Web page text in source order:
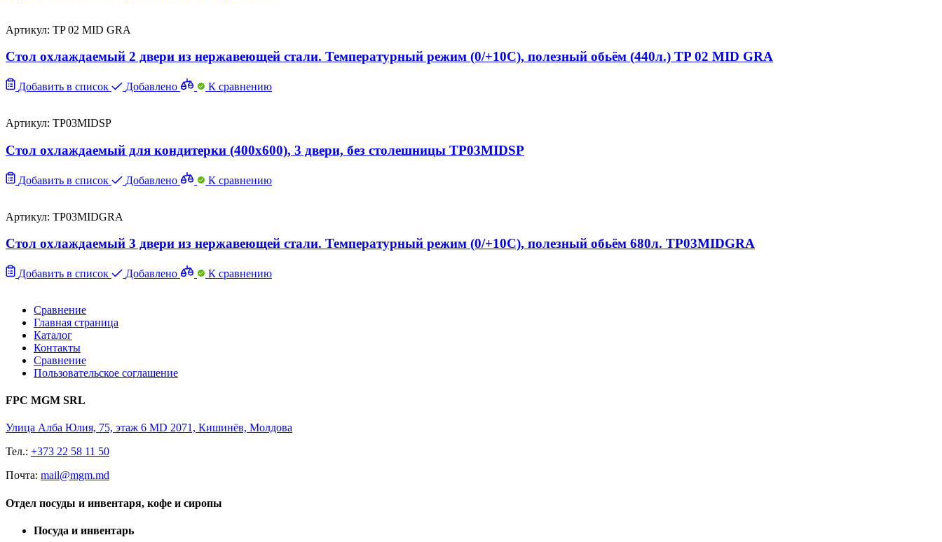
Артикул: TP 02 MID GRA
Стол охлаждаемый 2 двери из нержавеющей стали. Температурный режим (0/+10C), полезный обьём (440л.) TP 02 MID GRA
Добавить в список Добавлено К сравнению
Артикул: TP03MIDSP
Стол охлаждаемый для кондитерки (400х600), 3 двери, без столешницы TP03MIDSP
Добавить в список Добавлено К сравнению
Артикул: TP03MIDGRA
Стол охлаждаемый 3 двери из нержавеющей стали. Температурный режим (0/+10C), полезный обьём 680л. TP03MIDGRA
Добавить в список Добавлено К сравнению
Сравнение
Главная страница
Каталог
Контакты
Сравнение
Пользовательское соглашение
FPC MGM SRL
Улица Алба Юлия, 75, этаж 6 MD 2071, Кишинёв, Молдова
Тел.: +373 22 58 11 50
Почта: mail@mgm.md
Отдел посуды и инвентаря, кофе и сиропы
Посуда и инвентарь